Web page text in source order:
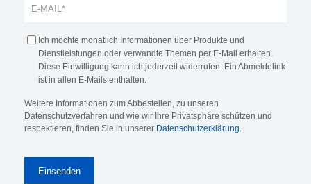
Ich möchte monatlich Informationen über Produkte und
Dienstleistungen oder verwandte Themen per E-Mail erhalten.
Diese Einwilligung kann ich jederzeit widerrufen. Ein Abmeldelink
ist in allen E-Mails enthalten.
Weitere Informationen zum Abbestellen, zu unseren
Datenschutzverfahren und wie wir Ihre Privatsphäre schützen und
respektieren, finden Sie in unserer Datenschutzerklärung.